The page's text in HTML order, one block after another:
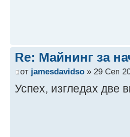
Re: Майнинг за
от jamesdavidso » 29 Сеп
Успех, изгледах две